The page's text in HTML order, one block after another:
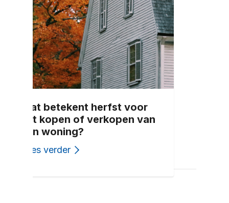
Wat betekent herfst voor
het kopen of verkopen van
een woning?
Lees verder